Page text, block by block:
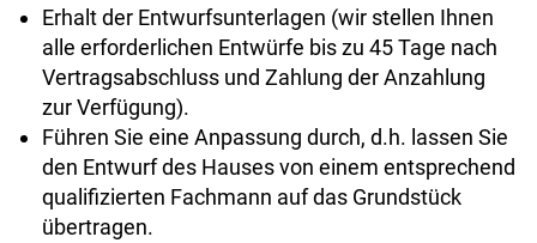
Erhalt der Entwurfsunterlagen (wir stellen Ihnen
alle erforderlichen Entwürfe bis zu 45 Tage nach
Vertragsabschluss und Zahlung der Anzahlung
zur Verfügung).
Führen Sie eine Anpassung durch, d.h. lassen Sie
den Entwurf des Hauses von einem entsprechend
qualifizierten Fachmann auf das Grundstück
übertragen.